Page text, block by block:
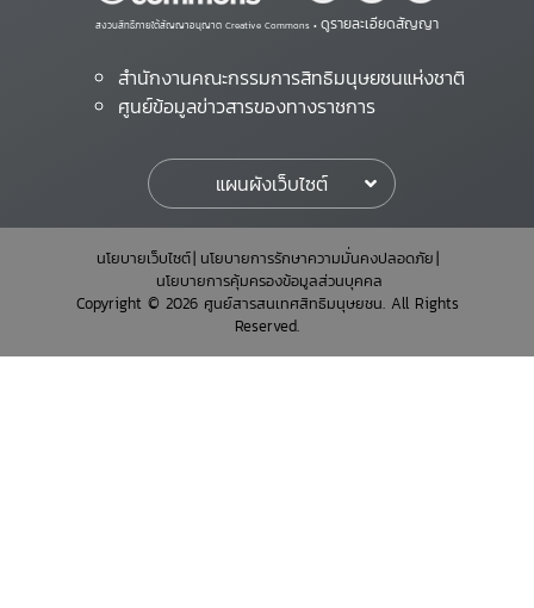
สงวนสิทธิ์ภายใต้สัญญาอนุญาต Creative Commons • ดูรายละเอียดสัญญา
สำนักงานคณะกรรมการสิทธิมนุษยชนแห่งชาติ
ศูนย์ข้อมูลข่าวสารของทางราชการ
แผนผังเว็บไซต์
นโยบายเว็บไซต์ นโยบายการรักษาความมั่นคงปลอดภัย
นโยบายการคุ้มครองข้อมูลส่วนบุคคล
Copyright © 2026 ศูนย์สารสนเทศสิทธิมนุษยชน. All Rights
Reserved.